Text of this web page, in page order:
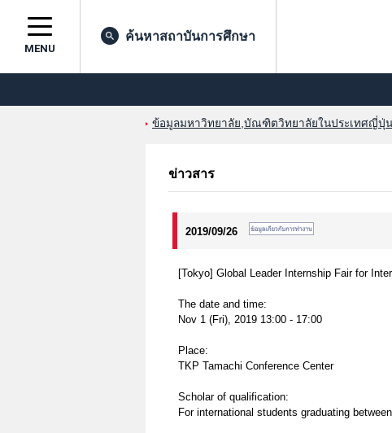
MENU
ค้นหาสถาบันการศึกษา
ข้อมูลมหาวิทยาลัย,บัณฑิตวิทยาลัยในประเทศญี่ปุ่น
ข่าวสาร
2019/09/26
[Tokyo] Global Leader Internship Fair for
The date and time:
Nov 1 (Fri), 2019 13:00 - 17:00
Place:
TKP Tamachi Conference Center
Scholar of qualification:
For international students graduating